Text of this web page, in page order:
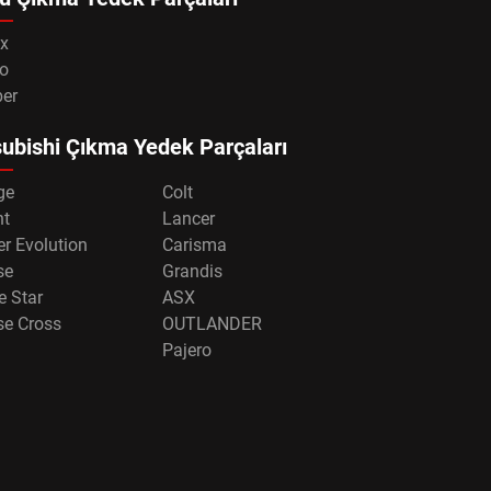
Çıkma Yedek Parçaları
Colt
Lancer
Evolution
Carisma
Grandis
Star
ASX
Cross
OUTLANDER
Pajero